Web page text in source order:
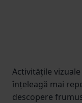
Activitățile
înțeleagă mai
descopere